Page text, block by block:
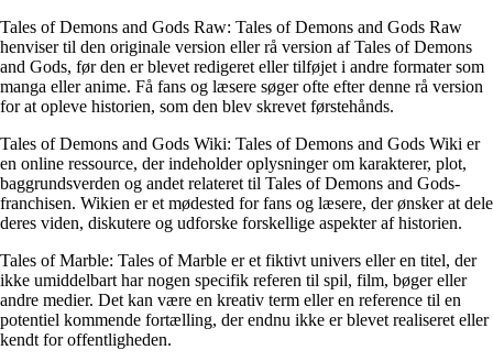
Tales of Demons and Gods Raw: Tales of Demons and Gods Raw
henviser til den originale version eller rå version af Tales of Demons
and Gods, før den er blevet redigeret eller tilføjet i andre formater som
manga eller anime. Få fans og læsere søger ofte efter denne rå version
for at opleve historien, som den blev skrevet førstehånds.
Tales of Demons and Gods Wiki: Tales of Demons and Gods Wiki er
en online ressource, der indeholder oplysninger om karakterer, plot,
baggrundsverden og andet relateret til Tales of Demons and Gods-
franchisen. Wikien er et mødested for fans og læsere, der ønsker at dele
deres viden, diskutere og udforske forskellige aspekter af historien.
Tales of Marble: Tales of Marble er et fiktivt univers eller en titel, der
ikke umiddelbart har nogen specifik referen til spil, film, bøger eller
andre medier. Det kan være en kreativ term eller en reference til en
potentiel kommende fortælling, der endnu ikke er blevet realiseret eller
kendt for offentligheden.